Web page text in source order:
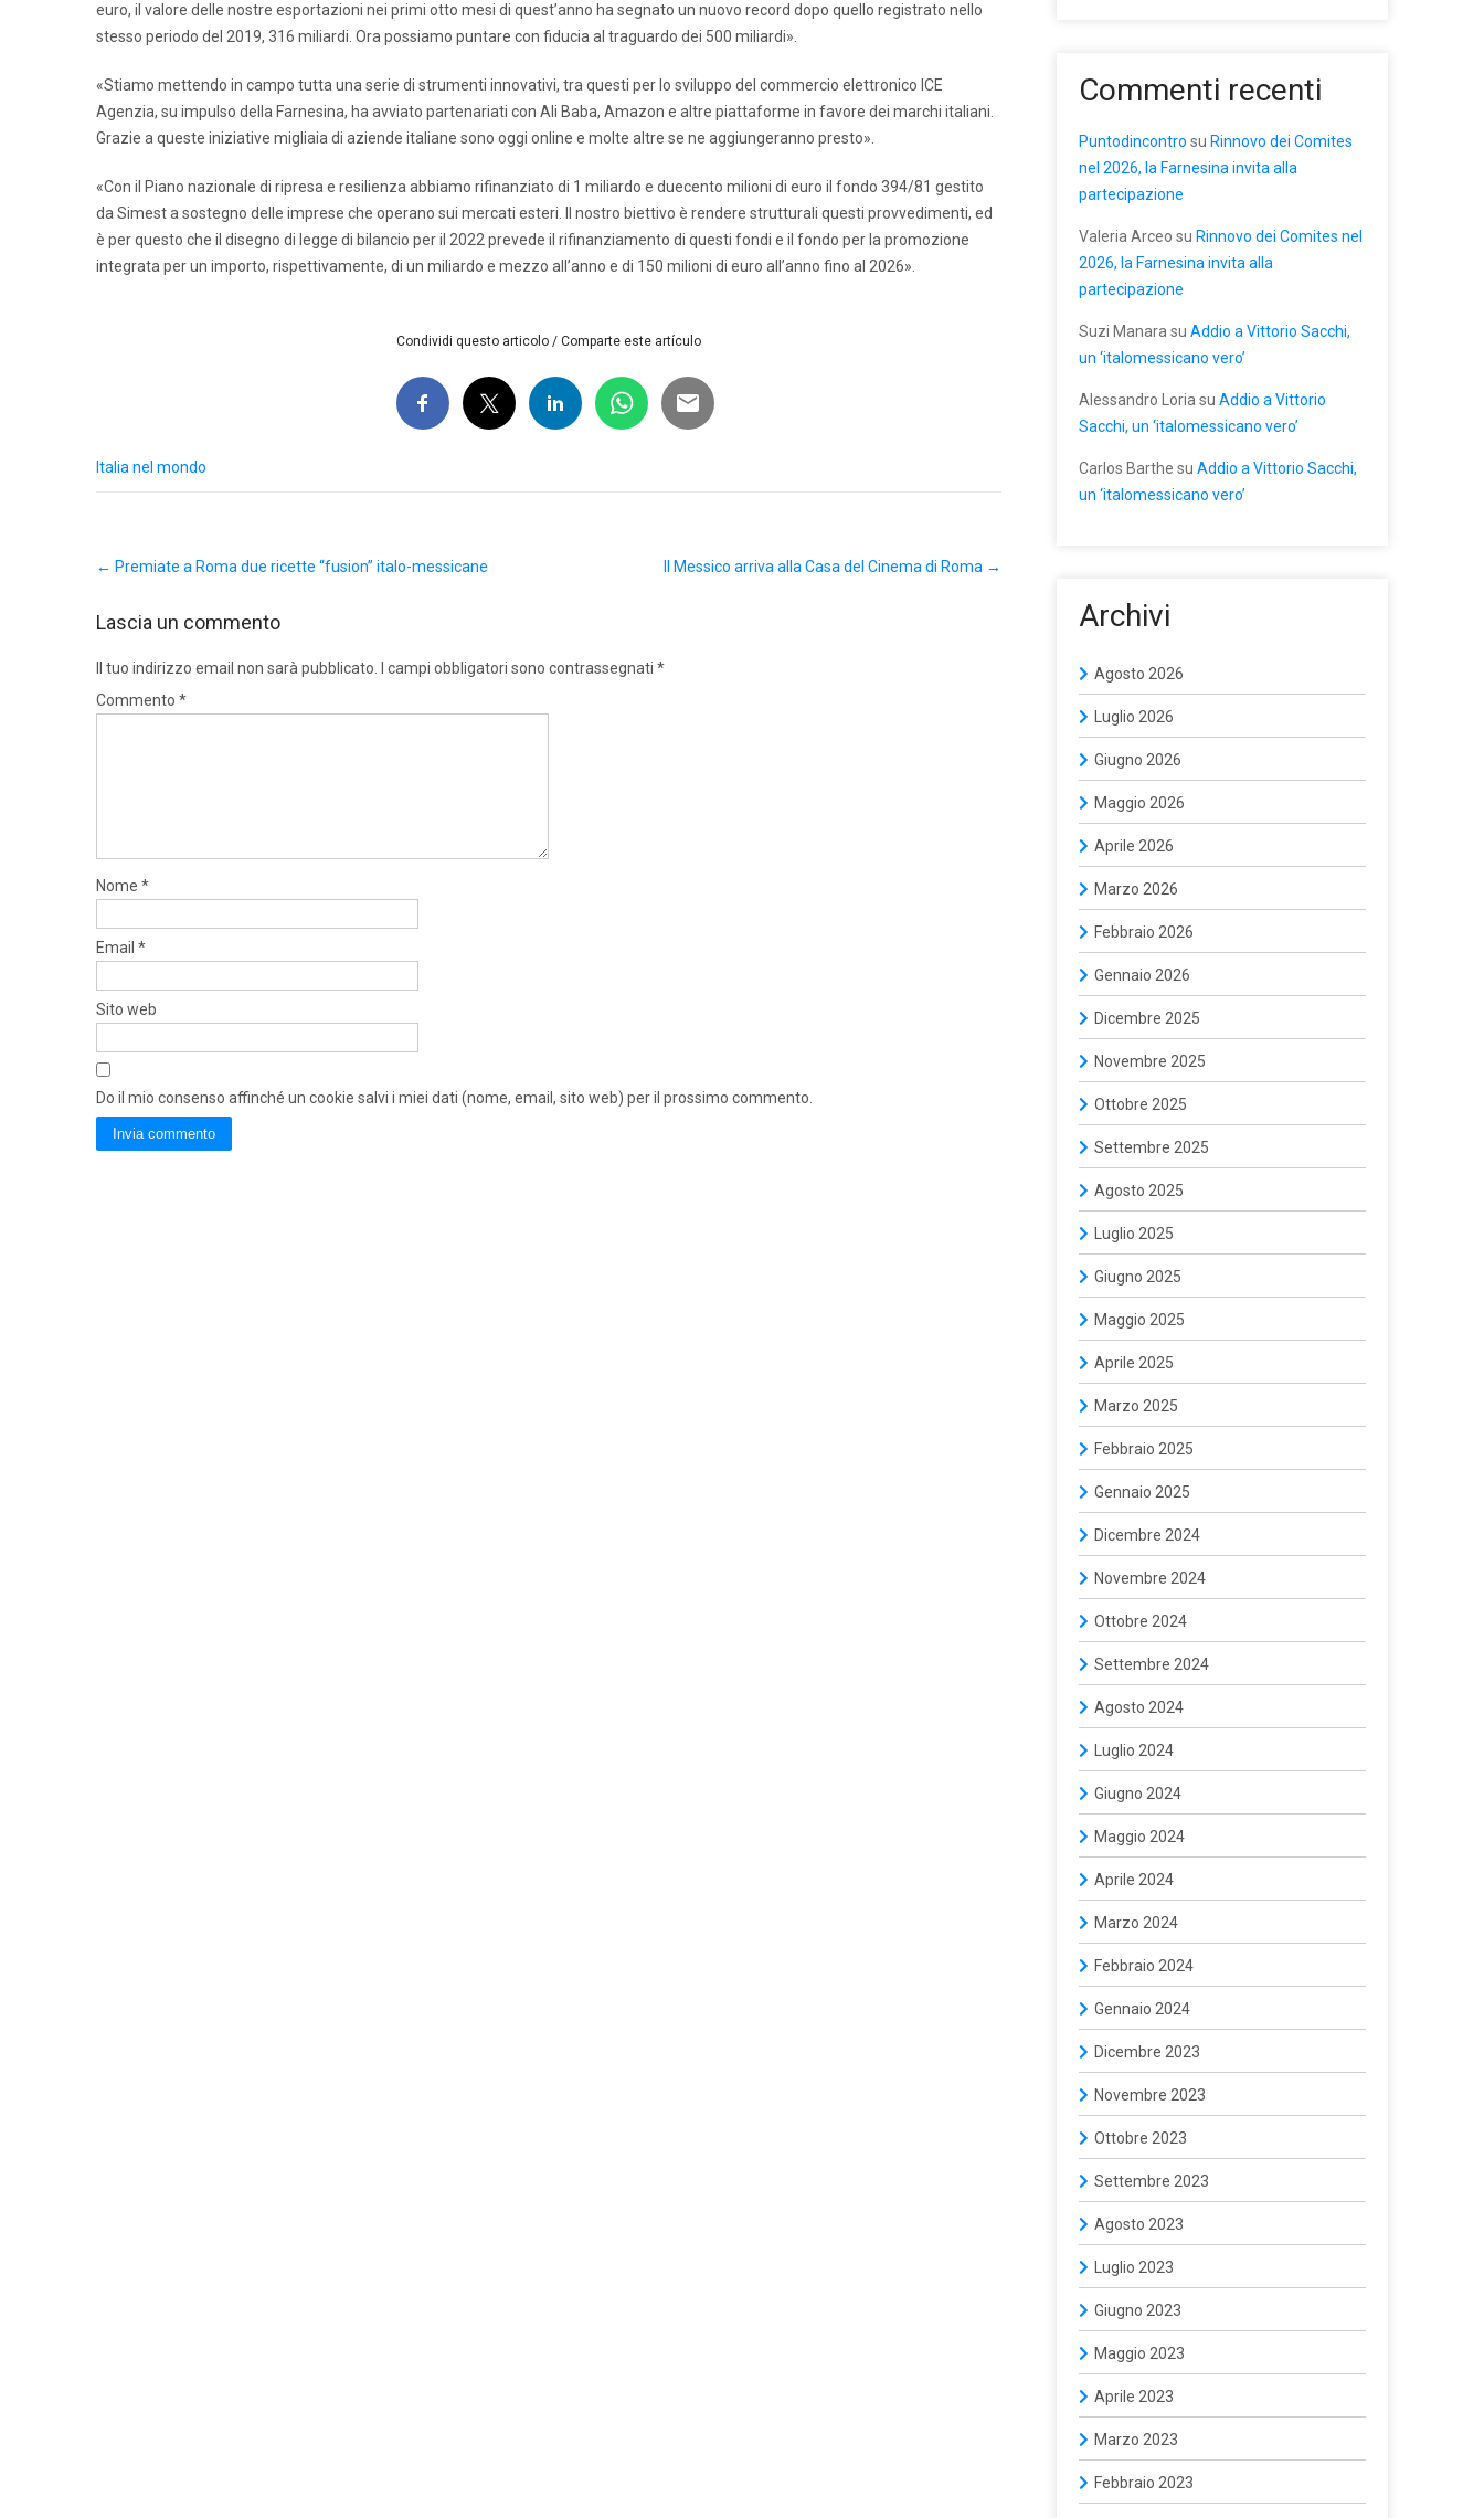
euro, il valore delle nostre esportazioni nei primi otto mesi di quest’anno ha segnato un nuovo record dopo quello registrato nello
stesso periodo del 2019, 316 miliardi. Ora possiamo puntare con fiducia al traguardo dei 500 miliardi».
«Stiamo mettendo in campo tutta una serie di strumenti innovativi, tra questi per lo sviluppo del commercio elettronico ICE
Agenzia, su impulso della Farnesina, ha avviato partenariati con Ali Baba, Amazon e altre piattaforme in favore dei marchi italiani.
Grazie a queste iniziative migliaia di aziende italiane sono oggi online e molte altre se ne aggiungeranno presto».
«Con il Piano nazionale di ripresa e resilienza abbiamo rifinanziato di 1 miliardo e duecento milioni di euro il fondo 394/81 gestito
da Simest a sostegno delle imprese che operano sui mercati esteri. Il nostro biettivo è rendere strutturali questi provvedimenti, ed
è per questo che il disegno di legge di bilancio per il 2022 prevede il rifinanziamento di questi fondi e il fondo per la promozione
integrata per un importo, rispettivamente, di un miliardo e mezzo all’anno e di 150 milioni di euro all’anno fino al 2026».
Condividi questo articolo / Comparte este artículo
Italia nel mondo
navigation
← Premiate a Roma due ricette “fusion” italo-messicane Il Messico arriva alla Casa del Cinema di Roma →
Lascia un commento
Il tuo indirizzo email non sarà pubblicato. I campi obbligatori sono contrassegnati *
Commento *
Nome *
Email *
Sito web
Do il mio consenso affinché un cookie salvi i miei dati (nome, email, sito web) per il prossimo commento.
Commenti recenti
Puntodincontro su Rinnovo dei Comites
nel 2026, la Farnesina invita alla
partecipazione
Valeria Arceo su Rinnovo dei Comites nel
2026, la Farnesina invita alla
partecipazione
Suzi Manara su Addio a Vittorio Sacchi,
un ‘italomessicano vero’
Alessandro Loria su Addio a Vittorio
Sacchi, un ‘italomessicano vero’
Carlos Barthe su Addio a Vittorio Sacchi,
un ‘italomessicano vero’
Archivi
Agosto 2026
Luglio 2026
Giugno 2026
Maggio 2026
Aprile 2026
Marzo 2026
Febbraio 2026
Gennaio 2026
Dicembre 2025
Novembre 2025
Ottobre 2025
Settembre 2025
Agosto 2025
Luglio 2025
Giugno 2025
Maggio 2025
Aprile 2025
Marzo 2025
Febbraio 2025
Gennaio 2025
Dicembre 2024
Novembre 2024
Ottobre 2024
Settembre 2024
Agosto 2024
Luglio 2024
Giugno 2024
Maggio 2024
Aprile 2024
Marzo 2024
Febbraio 2024
Gennaio 2024
Dicembre 2023
Novembre 2023
Ottobre 2023
Settembre 2023
Agosto 2023
Luglio 2023
Giugno 2023
Maggio 2023
Aprile 2023
Marzo 2023
Febbraio 2023